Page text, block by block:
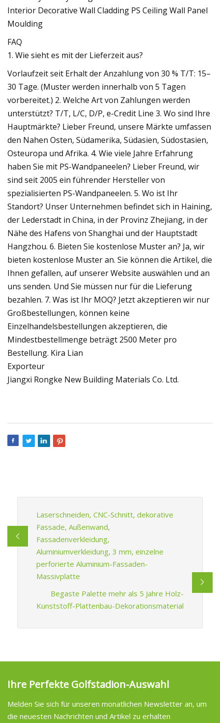
FAQ
1. Wie sieht es mit der Lieferzeit aus?
Vorlaufzeit seit Erhalt der Anzahlung von 30 % T/T: 15–
30 Tage. (Muster werden innerhalb von 5 Tagen
vorbereitet.) 2. Welche Art von Zahlungen werden
unterstützt? T/T, L/C, D/P, e-Credit Line 3. Wo sind Ihre
Hauptmärkte? Lieber Freund, unsere Märkte umfassen
den Nahen Osten, Südamerika, Südasien, Südostasien,
Osteuropa und Afrika. 4. Wie viele Jahre Erfahrung
haben Sie mit PS-Wandpaneelen? Lieber Freund, wir
sind seit 2005 ein führender Hersteller von
spezialisierten PS-Wandpaneelen. 5. Wo ist Ihr
Standort? Unser Unternehmen befindet sich in Haining,
der Lederstadt in China, in der Provinz Zhejiang, in der
Nähe des Hafens von Shanghai und der Hauptstadt
Hangzhou. 6. Bieten Sie kostenlose Muster an? Ja, wir
bieten kostenlose Muster an. Sie können die Artikel, die
Ihnen gefallen, auf unserer Website auswählen und an
uns senden. Und Sie müssen nur für die Lieferung
bezahlen. 7. Was ist Ihr MOQ? Jetzt akzeptieren wir nur
Großbestellungen, können keine
Einzelhandelsbestellungen akzeptieren, die
Mindestbestellmenge beträgt 2500 Meter pro
Bestellung. Kira Lian
Exporteur
Jiangxi Rongke New Building Materials Co. Ltd.
Laserschneiden, CNC-Schnitt, dekorative
Fassade, Außenwand,
Fassadenverkleidung,
Aluminiumverkleidung, 3 mm, einzelne
perforierte Aluminium-Fassaden-
Massivplatte
Begaste Palette mehr als 5 Jahre Holz-
Kunststoff-Plattenbau-Dekorationsmaterial
Ihre Perfekte Golfstadion-Auswahl
Melden Sie sich für unseren monatlichen Newsletter an, um
die neuesten Nachrichten und Artikel zu erhalten